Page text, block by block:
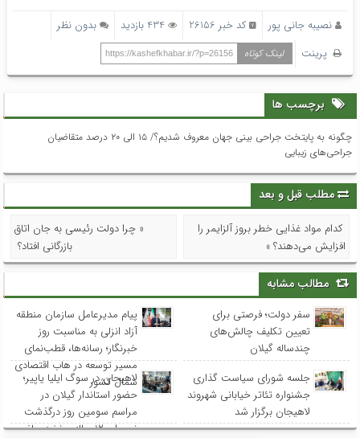
نصیبه جانی پور کد خبر 26156 434 بازدید
بدون نظر
پرینت
لینک کوتاه https://kashefkhabar.ir/?p=26156
برچسب ها
چگونه به پایتخت جراحی بینی جهان معروف شدیم؟/ ۱۵ الی ۲۰ درصد متقاضیان
جراحی‌های زیبایی
مطلب قبل و بعد
کدام مواد غذایی خطر بروز آلزایمر را
افزایش می‌دهند؟ »
« چرا دولت رئیسی به جان اتاق
بازرگانی افتاد؟
مطالب مشابه
سفر دولت؛ فرصتی برای
تعیین تکلیف چالش‌های
چندساله گیلان
پیام مدیرعامل سازمان منطقه
آزاد انزلی به مناسبت روز
خبرنگار؛ رسانه‌ها، قطب‌نمای
مسیر توسعه در هاب اقتصادی
شمال کشور
جلسه شورای سیاست گذاری
جشنواره تئاتر خیابانی شهروند
لاهیجان برگزار شد
لاهیجان در سوگ ایلیا یاپیر؛
حضور استاندار گیلان در
مراسم سومین روز درگذشت
نوجوان ۱۲ ساله و نخبه ریاضی